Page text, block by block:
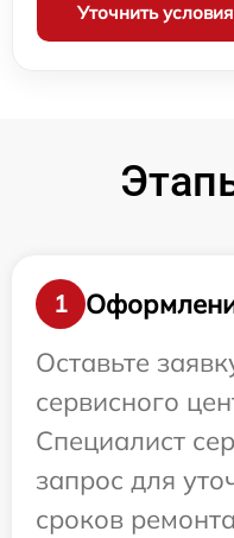
Уточнить условия
1
Оставьте
сервисного
Специалист
запрос для
сроков